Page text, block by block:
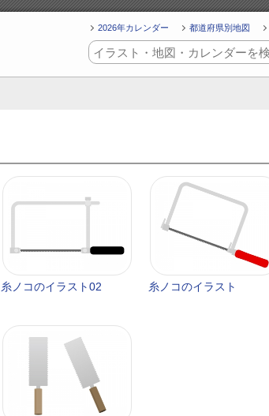
2026年カレンダー 都道府県別地図
糸ノコのイラスト02 糸ノコのイラスト